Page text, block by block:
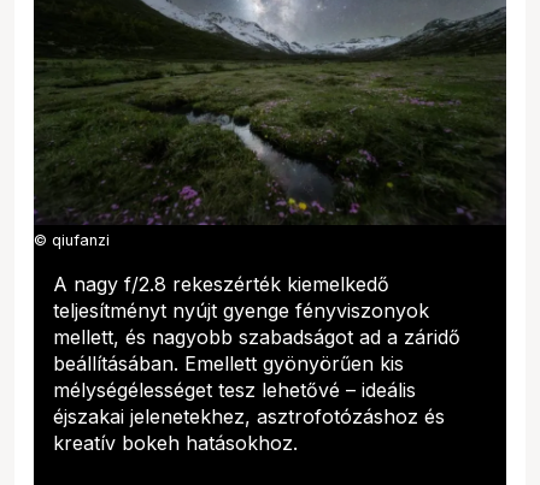
© qiufanzi
A nagy f/2.8 rekeszérték kiemelkedő
teljesítményt nyújt gyenge fényviszonyok
mellett, és nagyobb szabadságot ad a záridő
beállításában. Emellett gyönyörűen kis
mélységélességet tesz lehetővé – ideális
éjszakai jelenetekhez, asztrofotózáshoz és
kreatív bokeh hatásokhoz.